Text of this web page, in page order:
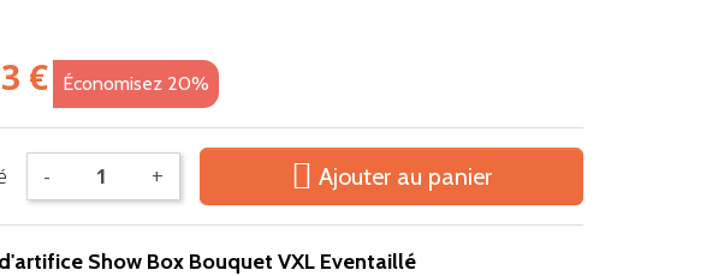
€ Économisez 20%
- +  Ajouter au panier
Show Box Bouquet VXL Eventaillé